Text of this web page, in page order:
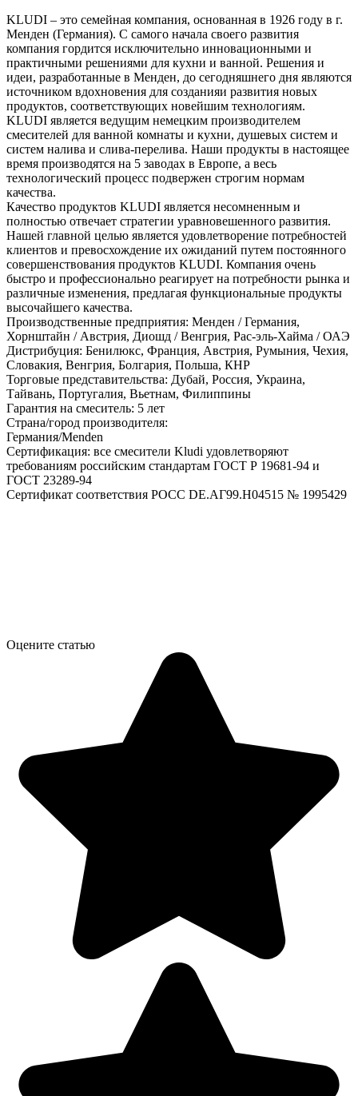
KLUDI – это семейная компания, основанная в 1926 году в г.
Менден (Германия). С самого начала своего развития
компания гордится исключительно инновационными и
практичными решениями для кухни и ванной. Решения и
идеи, разработанные в Менден, до сегодняшнего дня являются
источником вдохновения для созданияи развития новых
продуктов, соответствующих новейшим технологиям.
KLUDI является ведущим немецким производителем
смесителей для ванной комнаты и кухни, душевых систем и
систем налива и слива-перелива. Наши продукты в настоящее
время производятся на 5 заводах в Европе, а весь
технологический процесс подвержен строгим нормам
качества.
Качество продуктов KLUDI является несомненным и
полностью отвечает стратегии уравновешенного развития.
Нашей главной целью является удовлетворение потребностей
клиентов и превосхождение их ожиданий путем постоянного
совершенствования продуктов KLUDI. Компания очень
быстро и профессионально реагирует на потребности рынка и
различные изменения, предлагая функциональные продукты
высочайшего качества.
Производственные предприятия: Менден / Германия,
Хорнштайн / Австрия, Диошд / Венгрия, Рас-эль-Хайма / ОАЭ
Дистрибуция: Бенилюкс, Франция, Австрия, Румыния, Чехия,
Словакия, Венгрия, Болгария, Польша, КНР
Торговые представительства: Дубай, Россия, Украина,
Тайвань, Португалия, Вьетнам, Филиппины
Гарантия на смеситель: 5 лет
Страна/город производителя:
Германия/Menden
Сертификация: все смесители Kludi удовлетворяют
требованиям российским стандартам ГОСТ Р 19681-94 и
ГОСТ 23289-94
Сертификат соответствия РОСС DE.АГ99.H04515 № 1995429
Оцените статью